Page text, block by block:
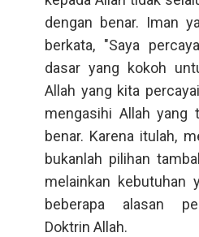
dengan benar. Iman
berkata, "Saya
dasar yang kokoh
Allah yang kita
mengasihi Allah yang
benar. Karena itulah,
bukanlah pilihan
melainkan kebutuhan
beberapa alasan
Doktrin Allah.